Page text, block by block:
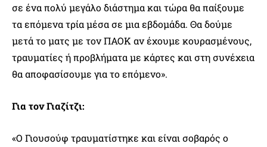
σε ένα πολύ μεγάλο διάστημα και τώρα θα παίξουμε
τα επόμενα τρία μέσα σε μια εβδομάδα. Θα δούμε
μετά το ματς με τον ΠΑΟΚ αν έχουμε κουρασμένους,
τραυματίες ή προβλήματα με κάρτες και στη συνέχεια
θα αποφασίσουμε για το επόμενο».
Για τον Γιαζίτζι:
«Ο Γιουσούφ τραυματίστηκε και είναι σοβαρός ο